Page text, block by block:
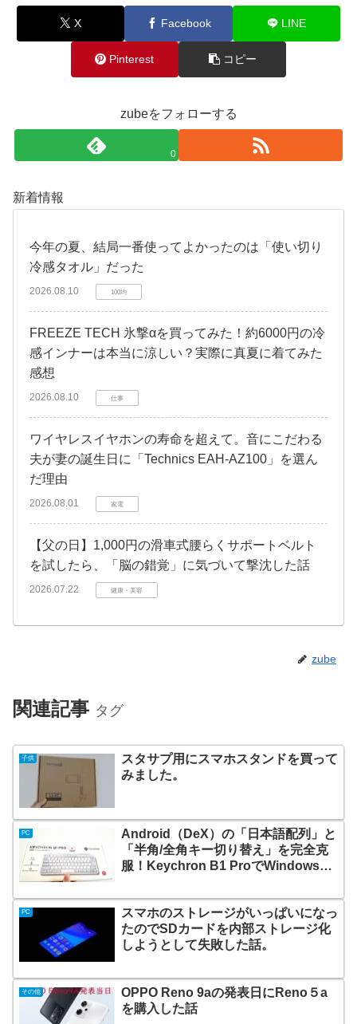
X Facebook LINE
Pinterest コピー
zubeをフォローする
0
新着情報
今年の夏、結局一番使ってよかったのは「使い切り
冷感タオル」だった
2026.08.10 100均
FREEZE TECH 氷撃αを買ってみた！約6000円の冷
感インナーは本当に涼しい？実際に真夏に着てみた
感想
2026.08.10 仕事
​ワイヤレスイヤホンの寿命を超えて。音にこだわる
夫が妻の誕生日に「Technics EAH-AZ100」を選ん
だ理由
2026.08.01 家電
​【父の日】1,000円の滑車式腰らくサポートベルト
を試したら、「脳の錯覚」に気づいて撃沈した話
2026.07.22 健康・美容
zube
関連記事 タグ
子供
スタサプ用にスマホスタンドを買って
みました。
PC
Android（DeX）の「日本語配列」と
「半角/全角キー切り替え」を完全克
服！Keychron B1 ProでWindowsと
PC
スマホのストレージがいっぱいになっ
たのでSDカードを内部ストレージ化
しようとして失敗した話。
その他
OPPO Reno 9aの発表日にReno５a
を購入した話